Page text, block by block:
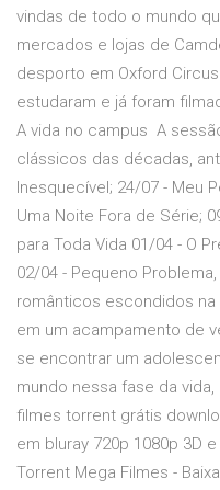
vindas de todo o mundo
mercados e lojas de
desporto em Oxford
estudaram e já foram
A vida no campus A
clássicos das décadas,
Inesquecível; 24/07 - Meu
Uma Noite Fora de Série;
para Toda Vida 01/04 - O
02/04 - Pequeno
românticos escondidos
em um acampamento de
se encontrar um
mundo nessa fase da
filmes torrent grátis
em bluray 720p 1080p 3D
Torrent Mega Filmes -